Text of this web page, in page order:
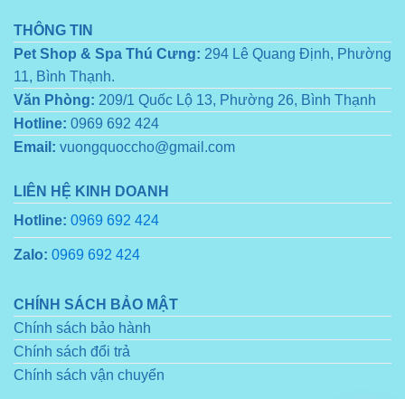
THÔNG TIN
Pet Shop & Spa Thú Cưng: 294 Lê Quang Định, Phường
11, Bình Thạnh.
Văn Phòng: 209/1 Quốc Lộ 13, Phường 26, Bình Thạnh
Hotline: 0969 692 424
Email: vuongquoccho@gmail.com
LIÊN HỆ KINH DOANH
Hotline: 0969 692 424
Zalo: 0969 692 424
CHÍNH SÁCH BẢO MẬT
Chính sách bảo hành
Chính sách đổi trả
Chính sách vận chuyển